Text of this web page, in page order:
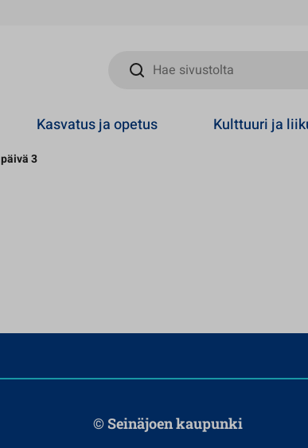
Hae sivustolta
Kasvatus ja opetus Kulttuuri ja
päivä 3
© Seinäjoen kaupunki